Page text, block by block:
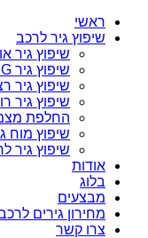
ראשי
שיפוץ גיר לרכב
שיפוץ גיר
שיפוץ גיר DSG כפול מצמדים
שיפוץ גיר
שיפוץ גיר
החלפת
שיפוץ מוח
שיפוץ גיר
אודות
בלוג
מבצעים
מחירון גירים
צרו קשר